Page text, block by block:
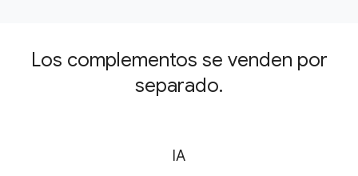
Los complementos se venden por
separado.
IA